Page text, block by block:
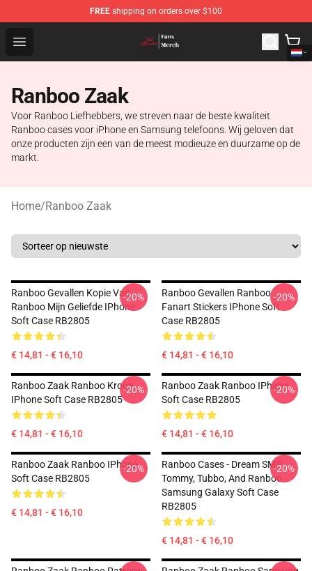
FREE shipping on orders over $100
Open menu
Ranboo Shop - Official Ranboo Merchandise Store
Ranboo Zaak
Voor Ranboo Liefhebbers, we streven naar de beste kwaliteit
Ranboo cases voor iPhone en Samsung telefoons. Wij geloven dat
onze producten zijn een van de meest modieuze en duurzame op de
markt.
Home/Ranboo Zaak
Ranboo Gevallen Kopie Van
Ranboo Mijn Geliefde IPhone
Soft Case RB2805
€ 14,81 - € 16,10
-20%
Ranboo Gevallen Ranboo
Fanart Stickers IPhone Soft
Case RB2805
€ 14,81 - € 16,10
-20%
Ranboo Zaak Ranboo Kroon
IPhone Soft Case RB2805
€ 14,81 - € 16,10
-20%
Ranboo Zaak Ranboo IPhone
Soft Case RB2805
€ 14,81 - € 16,10
-20%
Ranboo Zaak Ranboo IPhone
Soft Case RB2805
€ 14,81 - € 16,10
-20%
Ranboo Cases - Dream SMP
Tommy, Tubbo, And Ranboo
Samsung Galaxy Soft Case
RB2805
€ 14,81 - € 16,10
-20%